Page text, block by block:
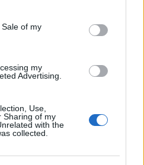
purposes in below Google
of my
my
Advertising.
Use,
Sharing of my
with the
collected.
13 sebesült